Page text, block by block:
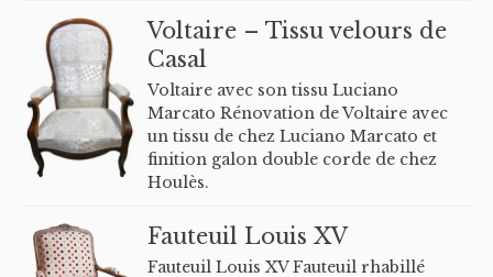
Voltaire – Tissu velours de
Casal
Voltaire avec son tissu Luciano
Marcato Rénovation de Voltaire avec
un tissu de chez Luciano Marcato et
finition galon double corde de chez
Houlès.
Fauteuil Louis XV
Fauteuil Louis XV Fauteuil rhabillé